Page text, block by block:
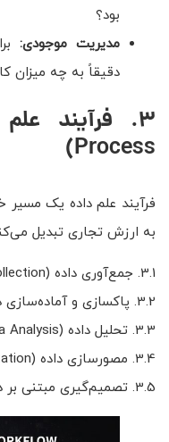
بود؟
مدیریت موجودی:
دقیقاً به چه میزان
Process)
فرآیند علم داده یک
به ارزش تجاری تبدیل
3.1. جمع‌آوری داده (Data Collection)
3.2. پاکسازی و آماده‌سازی داده (Data Cleaning)
3.3. تحلیل داده (Data Analysis)
3.4. مصورسازی داده (Data Visualization)
3.5. تصمیم‌گیری مبتنی بر داده (Decision-Making)